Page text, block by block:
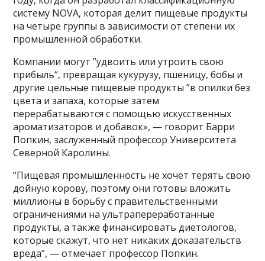
систему NOVA, которая делит пищевые продукты
на четыре группы в зависимости от степени их
промышленной обработки.
Компании могут ”удвоить или утроить свою
прибыль“, превращая кукурузу, пшеницу, бобы и
другие цельные пищевые продукты ”в опилки без
цвета и запаха, которые затем
перерабатываются с помощью искусственных
ароматизаторов и добавок», — говорит Барри
Попкин, заслуженный профессор Университета
Северной Каролины.
“Пищевая промышленность не хочет терять свою
дойную корову, поэтому они готовы вложить
миллионы в борьбу с правительственными
ограничениями на ультрапереработанные
продукты, а также финансировать диетологов,
которые скажут, что нет никаких доказательств
вреда”, — отмечает профессор Попкин.